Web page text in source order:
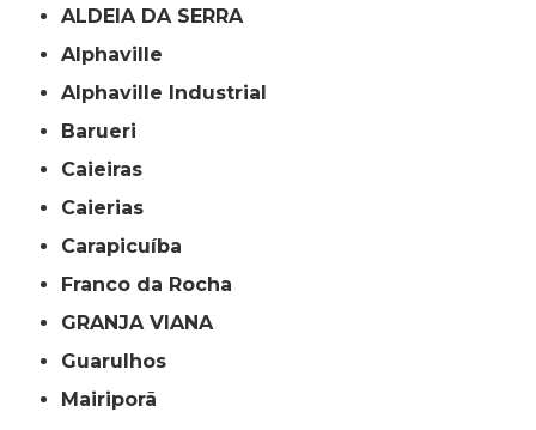
ALDEIA DA SERRA
Alphaville
Alphaville Industrial
Barueri
Caieiras
Caierias
Carapicuíba
Franco da Rocha
GRANJA VIANA
Guarulhos
Mairiporã